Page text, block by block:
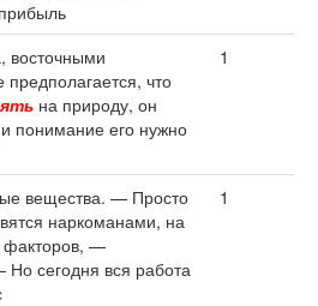
восточными
что
на природу, он
понимание его нужно
1
вещества. — Просто
наркоманами, на
факторов, —
сегодня вся работа
1